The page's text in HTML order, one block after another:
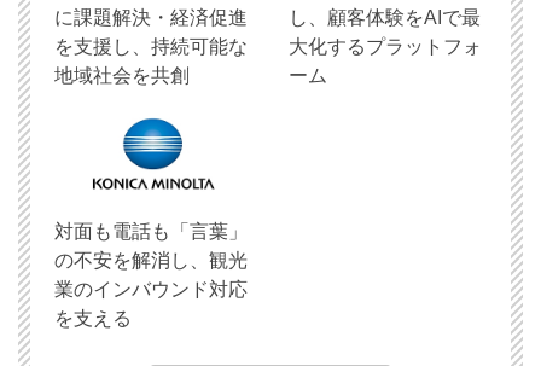
に課題解決・経済促進
を支援し、持続可能な
地域社会を共創
し、顧客体験をAIで最
大化するプラットフォ
ーム
対面も電話も「言葉」
の不安を解消し、観光
業のインバウンド対応
を支える